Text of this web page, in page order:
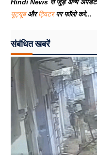
Hindi News से जुड़े अन्य अपडेट
यूट्यूबऔरट्विटरपर फॉलो करे...
संबंधित खबरें